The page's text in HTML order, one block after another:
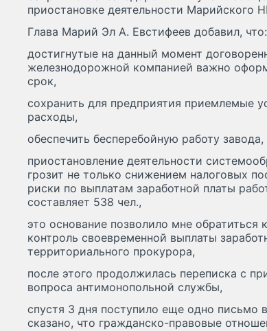
приостановке деятельности Марийского
Глава Марий Эл А. Евстифеев добавил, что:
достигнутые на данный момент
железнодорожной компанией важно
срок,
сохранить для предприятия приемлемые
расходы,
обеспечить бесперебойную работу завода,
приостановление деятельности
грозит не только снижением налоговых
риски по выплатам заработной платы
составляет 538 чел.,
это основание позволило мне обратиться
контроль своевременной выплаты
территориального прокурора,
после этого продолжилась переписка с
вопроса антимонопольной службы,
спустя 3 дня поступило еще одно письмо
сказано, что гражданско-правовые